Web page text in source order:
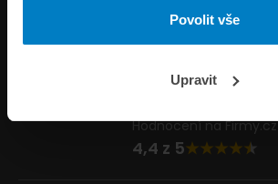
Povolit vše
Upravit
Napište nám
Hodnocení na Firmy.cz
4,4 z 5